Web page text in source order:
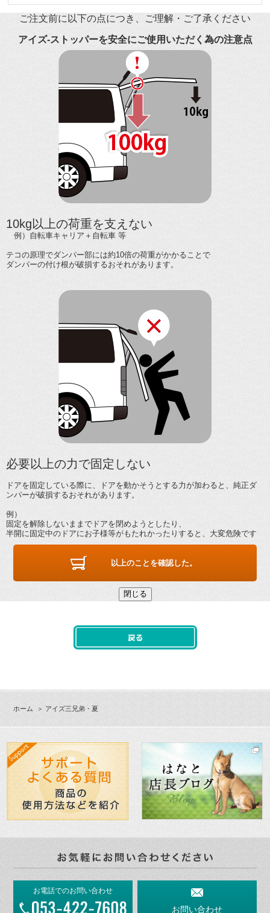
ご注文前に以下の点につき、ご理解・ご了承ください
アイズ-ストッパーを安全にご使用いただく為の注意点
10kg以上の荷重を支えない
例）自転車キャリア＋自転車 等
テコの原理でダンパー部には約10倍の荷重がかかることで
ダンパーの付け根が破損するおそれがあります。
必要以上の力で固定しない
ドアを固定している際に、ドアを動かそうとする力が加わると、純正ダ
ンパーが破損するおそれがあります。
例）
固定を解除しないままでドアを閉めようとしたり、
半開に固定中のドアにお子様等がもたれかったりすると、大変危険です
以上のことを確認した。
閉じる
ホーム ＞ アイズ三兄弟・夏
お電話でのお問い合わせ
お問い合わせ